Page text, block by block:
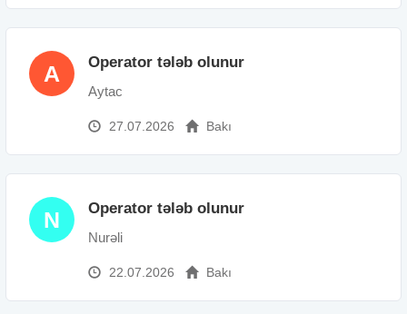
A Operator tələb olunur
Aytac
27.07.2026 Bakı
N Operator tələb olunur
Nurəli
22.07.2026 Bakı